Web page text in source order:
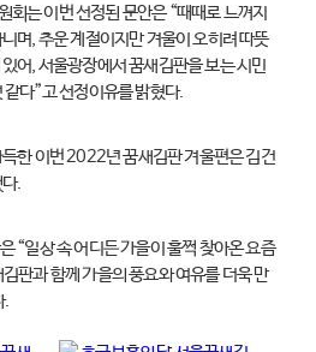
는 이번 선정된 문안은 “때때로 느껴지
며, 추운 계절이지만 겨울이 오히려 따뜻
어, 서울광장에서 꿈새김판을 보는 시민
다”고 선정이유를 밝혔다.
한 이번 2022년 꿈새김판 겨울편은 김건
.
“일상 속 어디든 가을이 훌쩍 찾아온 요즘
판과 함께 가을의 풍요와 여유를 더욱 만
.